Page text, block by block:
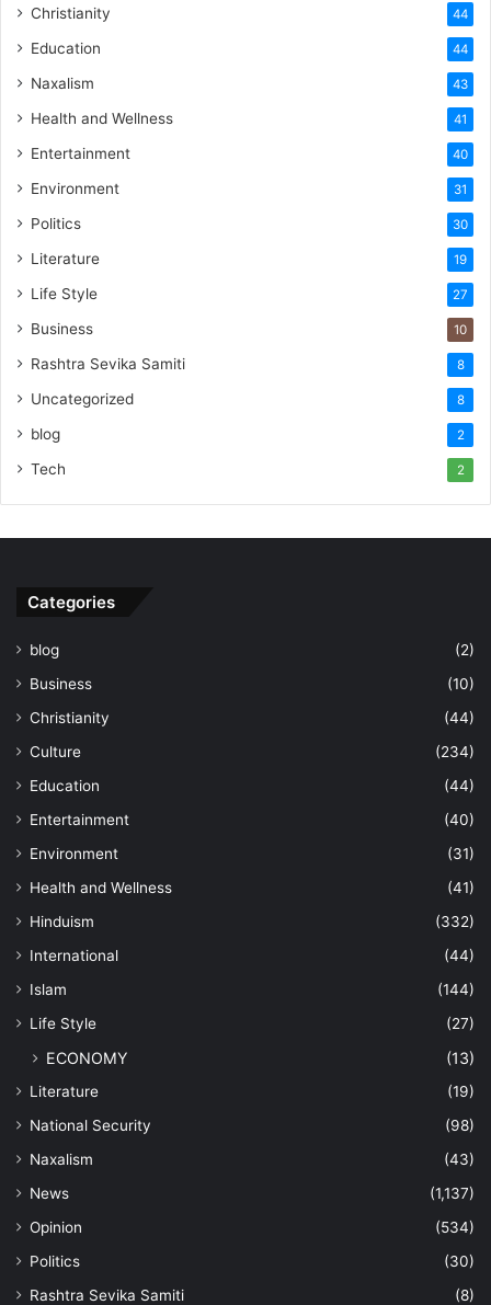
Christianity 44
Education 44
Naxalism 43
Health and Wellness 41
Entertainment 40
Environment 31
Politics 30
Literature 19
Life Style 27
Business 10
Rashtra Sevika Samiti 8
Uncategorized 8
blog 2
Tech 2
Categories
blog
(2)
Business
(10)
Christianity
(44)
Culture
(234)
Education
(44)
Entertainment
(40)
Environment
(31)
Health and Wellness
(41)
Hinduism
(332)
International
(44)
Islam
(144)
Life Style
(27)
ECONOMY (13)
Literature
(19)
National Security
(98)
Naxalism
(43)
News
(1,137)
Opinion
(534)
Politics
(30)
Rashtra Sevika Samiti
(8)